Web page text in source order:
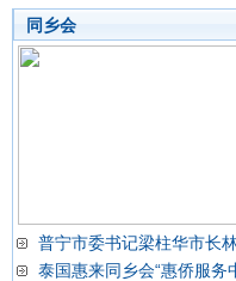
同乡会
普宁市委书记梁柱华市长
泰国惠来同乡会“惠侨服务